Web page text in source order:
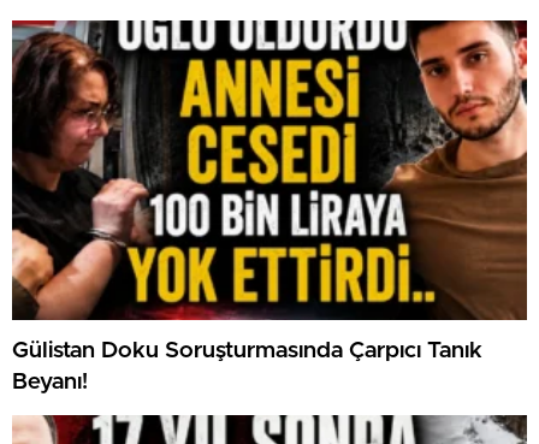
Gülistan Doku Soruşturmasında Çarpıcı Tanık
Beyanı!